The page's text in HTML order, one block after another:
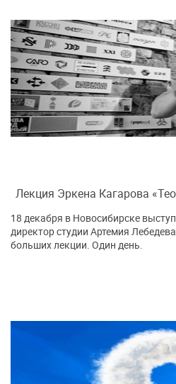
Лекция Эркена Кагарова
18 декабря в Новосибирске
директор студии Артемия
больших лекции. Один день.